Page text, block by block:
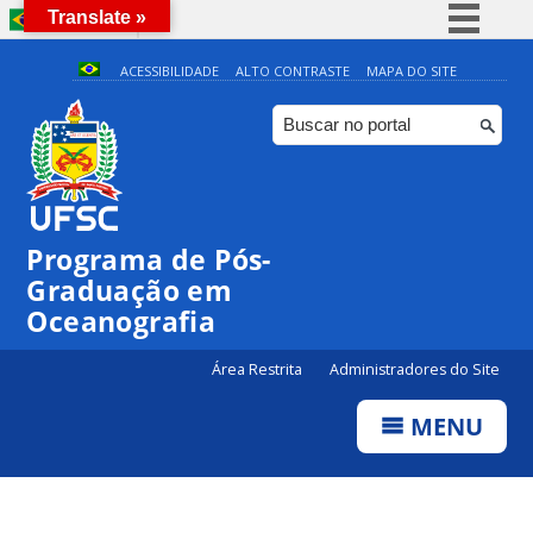
BRASIL
Simplifique!
Comunica BR
Participe
ACESSIBILIDADE ALTO CONTRASTE MAPA DO SITE
Programa de Pós-
Graduação em
Oceanografia
Área Restrita Administradores do Site
MENU
Translate »